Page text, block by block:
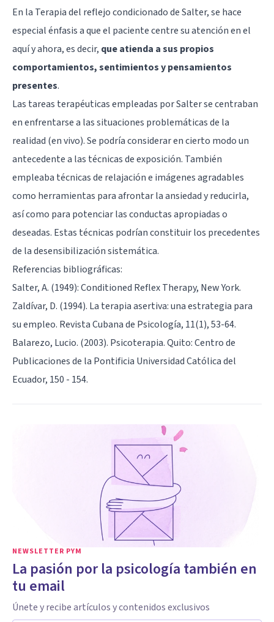
En la Terapia del reflejo condicionado de Salter, se hace
especial énfasis a que el paciente centre su atención en el
aquí y ahora, es decir, que atienda a sus propios
comportamientos, sentimientos y pensamientos
presentes.
Las tareas terapéuticas empleadas por Salter se centraban
en enfrentarse a las situaciones problemáticas de la
realidad (en vivo). Se podría considerar en cierto modo un
antecedente a las técnicas de exposición. También
empleaba técnicas de relajación e imágenes agradables
como herramientas para afrontar la ansiedad y reducirla,
así como para potenciar las conductas apropiadas o
deseadas. Estas técnicas podrían constituir los precedentes
de ladesensibilización sistemática.
Referencias bibliográficas:
Salter, A. (1949): Conditioned Reflex Therapy, New York.
Zaldívar, D. (1994). La terapia asertiva: una estrategia para
su empleo. Revista Cubana de Psicología, 11(1), 53-64.
Balarezo, Lucio. (2003). Psicoterapia. Quito: Centro de
Publicaciones de la Pontificia Universidad Católica del
Ecuador, 150 - 154.
NEWSLETTER PYM
La pasión por la psicología también en
tu email
Únete y recibe artículos y contenidos exclusivos